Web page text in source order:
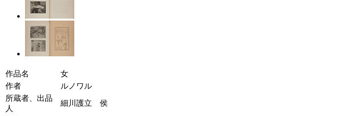
作品名
女
作者
ルノワル
所蔵者、出品
人
細川護立 侯